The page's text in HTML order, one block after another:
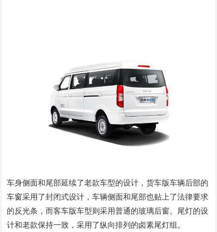
车身侧面和尾部延续了老款车型的设计，货车版车辆后部的
车窗采用了封闭式设计，车辆侧面和尾部也贴上了法律要求
的反光条，而客车版车型则采用普通的玻璃后窗。尾灯的设
计和老款保持一致，采用了纵向排列的卤素尾灯组。